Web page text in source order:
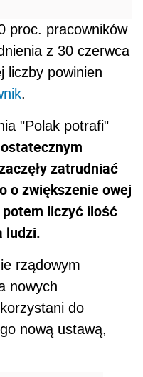
proc. pracowników
z 30 czerwca
liczby powinien
.
"Polak potrafi"
zatrudniać
o zwiększenie owej
potem liczyć ilość
ludzi.
rządowym
nowych
do
nową ustawą,